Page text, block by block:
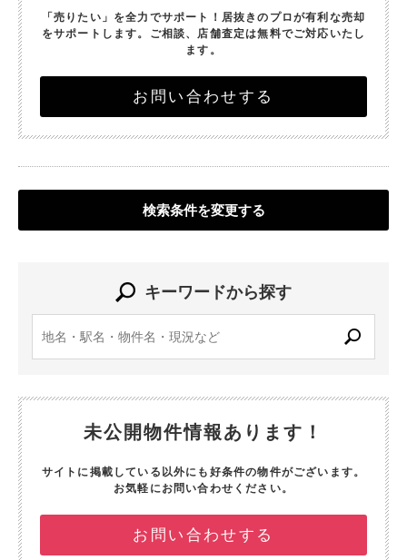
「売りたい」を全力でサポート！ 居抜きのプロが有利な売却
をサポートします。 ご相談、店舗査定は無料でご対応いたし
ます。
お問い合わせする
検索条件を変更する
キーワードから探す
未公開物件情報あります！
サイトに掲載している以外にも好条件の物件がございます。
お気軽にお問い合わせください。
お問い合わせする